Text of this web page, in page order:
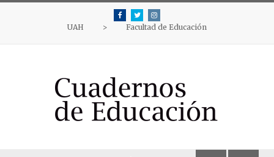
FacebookTwitterInstagram
UAH > Facultad de Educación